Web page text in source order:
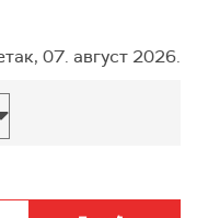
07. август 2026.